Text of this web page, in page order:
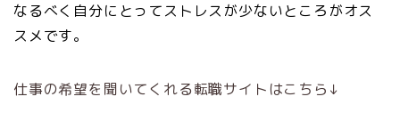
なるべく自分にとってストレスが少ないところがオス
スメです。
仕事の希望を聞いてくれる転職サイトはこちら↓